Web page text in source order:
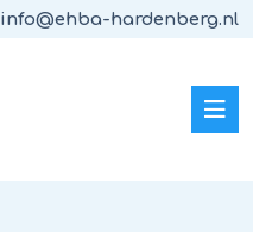
info@ehba-hardenberg.nl